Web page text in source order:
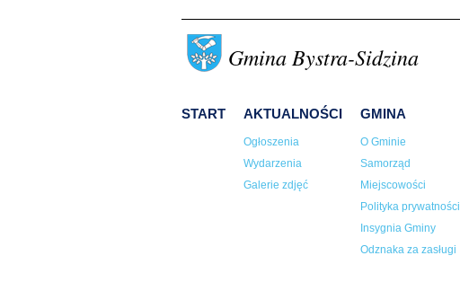
Gmina Bystra-Sidzina
START AKTUALNOŚCI
Ogłoszenia
Wydarzenia
Galerie zdjęć
GMINA
O Gminie
Samorząd
Miejscowości
Polityka prywatności
Insygnia Gminy
Odznaka za zasługi